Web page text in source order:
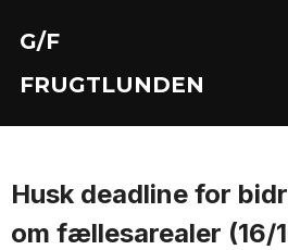
indhold
G/F
FRUGTLUNDEN
Husk deadline for
om fællesarealer (16/